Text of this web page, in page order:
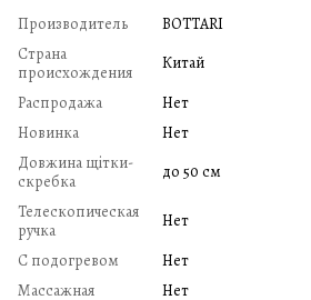
Производитель
BOTTARI
Страна
происхождения
Китай
Распродажа
Нет
Новинка
Нет
Довжина щітки-
скребка
до 50 см
Телескопическая
ручка
Нет
С подогревом
Нет
Массажная
Нет